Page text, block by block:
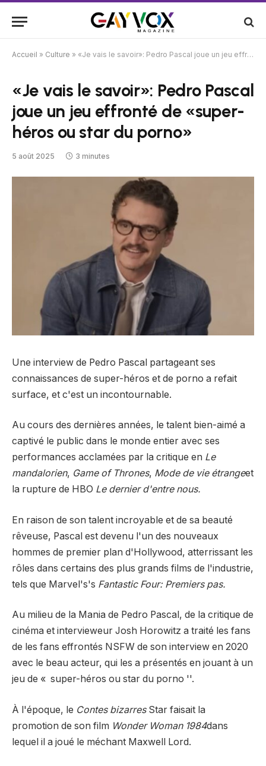
Accueil » Culture » «Je vais le savoir»: Pedro Pascal joue un jeu effronté de «super-héros ou star du porno»
«Je vais le savoir»: Pedro Pascal
joue un jeu effronté de «super-
héros ou star du porno»
5 août 2025 3 minutes
Une interview de Pedro Pascal partageant ses
connaissances de super-héros et de porno a refait
surface, et c'est un incontournable.
Au cours des dernières années, le talent bien-aimé a
captivé le public dans le monde entier avec ses
performances acclamées par la critique en Le
mandalorien, Game of Thrones, Mode de vie étrangeet
la rupture de HBO Le dernier d'entre nous.
En raison de son talent incroyable et de sa beauté
rêveuse, Pascal est devenu l'un des nouveaux
hommes de premier plan d'Hollywood, atterrissant les
rôles dans certains des plus grands films de l'industrie,
tels que Marvel's's Fantastic Four: Premiers pas.
Au milieu de la Mania de Pedro Pascal, de la critique de
cinéma et intervieweur Josh Horowitz a traité les fans
de les fans effrontés NSFW de son interview en 2020
avec le beau acteur, qui les a présentés en jouant à un
jeu de « super-héros ou star du porno ''.
À l'époque, le Contes bizarresStar faisait la
promotion de son film Wonder Woman 1984dans
lequel il a joué le méchant Maxwell Lord.